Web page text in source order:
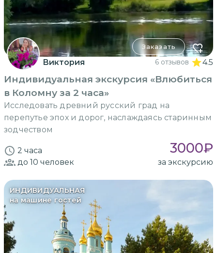
Заказать
Виктория 6 отзывов 4.5
Индивидуальная экскурсия «Влюбиться
в Коломну за 2 часа»
Исследовать древний русский град на
перепутье эпох и дорог, наслаждаясь старинным
зодчеством
2 часа 3000₽
до 10 человек за экскурсию
ИНДИВИДУАЛЬНАЯ
на машине гостей